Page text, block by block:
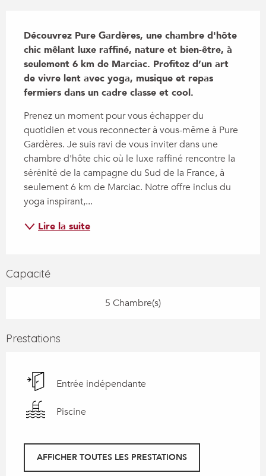
Découvrez Pure Gardères, une chambre d'hôte
chic mêlant luxe raffiné, nature et bien-être, à
seulement 6 km de Marciac. Profitez d’un art
de vivre lent avec yoga, musique et repas
fermiers dans un cadre classe et cool.
Prenez un moment pour vous échapper du
quotidien et vous reconnecter à vous-même à Pure
Gardères. Je suis ravi de vous inviter dans une
chambre d'hôte chic où le luxe raffiné rencontre la
sérénité de la campagne du Sud de la France, à
seulement 6 km de Marciac. Notre offre inclus du
yoga inspirant,...
Lire la suite
Capacité
5 Chambre(s)
Prestations
Entrée indépendante
Piscine
AFFICHER TOUTES LES PRESTATIONS